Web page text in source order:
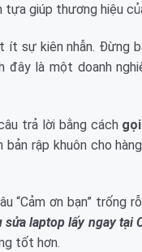
giúp thương hiệu
ít sự kiên nhẫn. Đừng
đây là một doanh
trả lời bằng cách
rập khuôn cho
“Cảm ơn bạn” trống
sửa laptop lấy ngay tại
tốt hơn.